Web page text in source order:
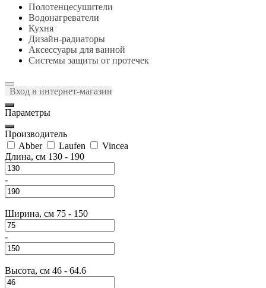
Полотенцесушители
Водонагреватели
Кухня
Дизайн-радиаторы
Аксессуары для ванной
Системы защиты от протечек
Вход в интернет-магазин
Параметры
Производитель
Abber
Laufen
Vincea
Длина, см 130 - 190
-
Ширина, см 75 - 150
-
Высота, см 46 - 64.6